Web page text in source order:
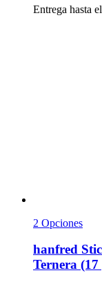
Entrega hasta
2 Opciones
hanfred
Ternera (17